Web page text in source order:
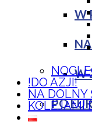
W
W
PO
!DO AZJI!
NA DOLNY
KOLEJAMI